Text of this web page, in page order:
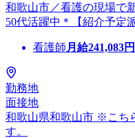
和歌山市／看護の現場で
50代活躍中＊【紹介予定
看護師 月給241,083
勤務地
面接地
和歌山県和歌山市 ※こち
す。